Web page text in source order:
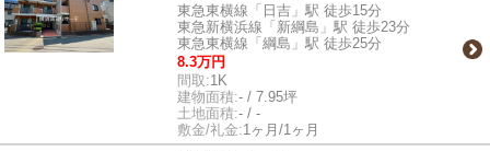
東急東横線「日吉」駅 徒歩15分
東急新横浜線「新綱島」駅 徒歩23分
東急東横線「綱島」駅 徒歩25分
8.3万円
間取:1K
建物面積:- / 7.95坪
土地面積:- / -
敷金/礼金:1ヶ月/1ヶ月